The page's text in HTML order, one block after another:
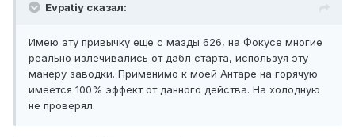
Evpatiy сказал:
Имею эту привычку еще с мазды 626, на Фокусе многие
реально излечивались от дабл старта, используя эту
манеру заводки. Применимо к моей Антаре на горячую
имеется 100% эффект от данного действа. На холодную
не проверял.